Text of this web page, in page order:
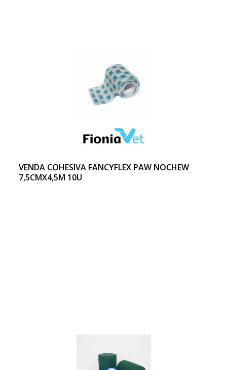
VENDA COHESIVA FANCYFLEX PAW NOCHEW
7,5CMX4,5M 10U